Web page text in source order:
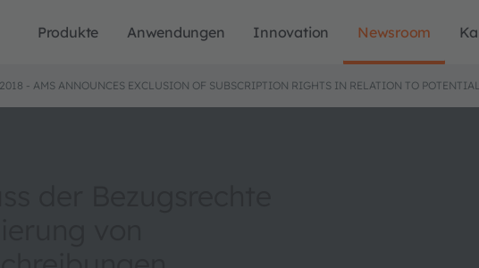
Produkte Anwendungen Innovation Newsroom
- AMS ANNOUNCES EXCLUSION OF SUBSCRIPTION RIGHTS IN RELATION TO